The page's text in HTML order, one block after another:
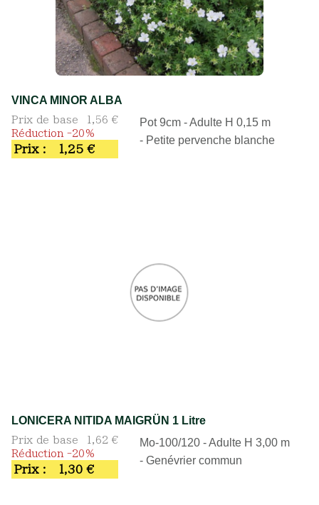
VINCA MINOR ALBA
Prix de base
1,56 €
Réduction -20%
Prix : 1,25 €
Pot 9cm - Adulte H 0,15 m
- Petite pervenche blanche
LONICERA NITIDA MAIGRÜN 1 Litre
Prix de base
1,62 €
Réduction -20%
Prix : 1,30 €
Mo-100/120 - Adulte H 3,00 m
- Genévrier commun